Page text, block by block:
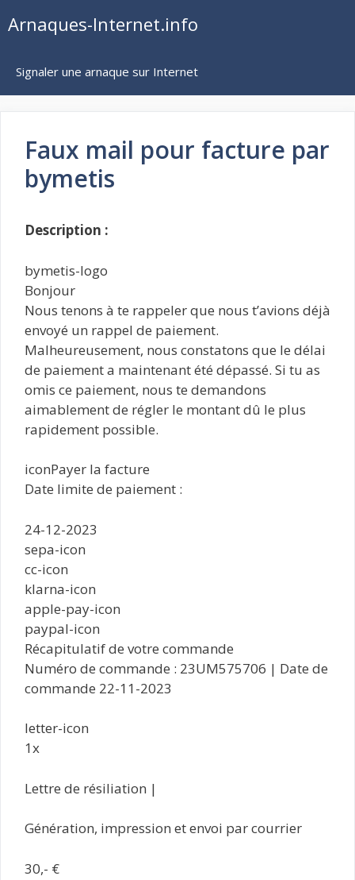
auArnaques-Internet.info
Signaler une arnaque sur Internet
Faux mail pour facture par
bymetis
Description :
bymetis-logo
Bonjour
Nous tenons à te rappeler que nous t’avions déjà
envoyé un rappel de paiement.
Malheureusement, nous constatons que le délai
de paiement a maintenant été dépassé. Si tu as
omis ce paiement, nous te demandons
aimablement de régler le montant dû le plus
rapidement possible.
iconPayer la facture
Date limite de paiement :
24-12-2023
sepa-icon
cc-icon
klarna-icon
apple-pay-icon
paypal-icon
Récapitulatif de votre commande
Numéro de commande : 23UM575706 | Date de
commande 22-11-2023
letter-icon
1x
Lettre de résiliation |
Génération, impression et envoi par courrier
30,- €